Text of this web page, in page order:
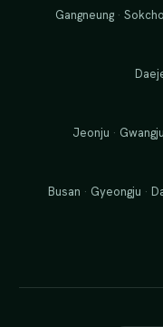
Gangneung·
Jeonju · Gwangju
Busan · Gyeongju ·